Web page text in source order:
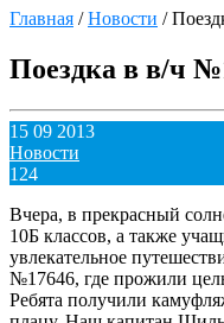
Главная /Новости /
Поездка в в/ч
15 09 2013
Новости
124
Вчера, в прекрасный
10Б классов, а также
увлекательное
№17646, где прожили
Ребята получили